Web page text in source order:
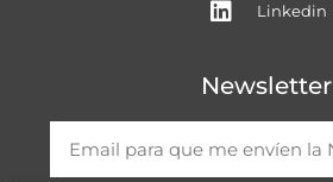
Linkedin
Newsletter